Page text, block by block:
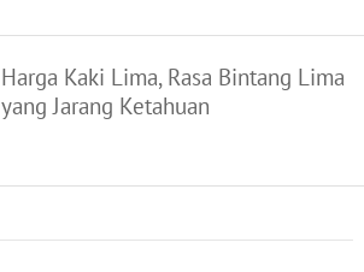
Harga Kaki Lima, Rasa Bintang Lima
yang Jarang Ketahuan